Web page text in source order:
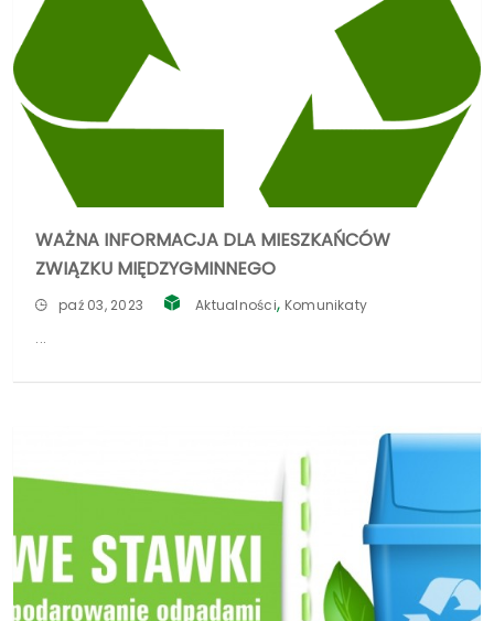
WAŻNA INFORMACJA DLA MIESZKAŃCÓW
ZWIĄZKU MIĘDZYGMINNEGO
paź 03, 2023 Aktualności, Komunikaty